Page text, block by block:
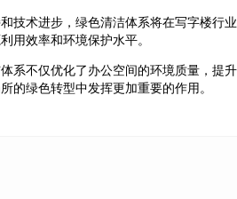
技术进步，绿色清洁体系将在写字楼行
用效率和环境保护水平。
系不仅优化了办公空间的环境质量，提
的绿色转型中发挥更加重要的作用。